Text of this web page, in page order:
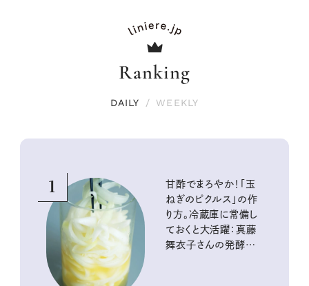
Ranking
DAILY / WEEKLY
1
甘酢でまろやか！「玉
ねぎのピクルス」の作
り方。冷蔵庫に常備し
ておくと大活躍：真藤
舞衣子さんの発酵と